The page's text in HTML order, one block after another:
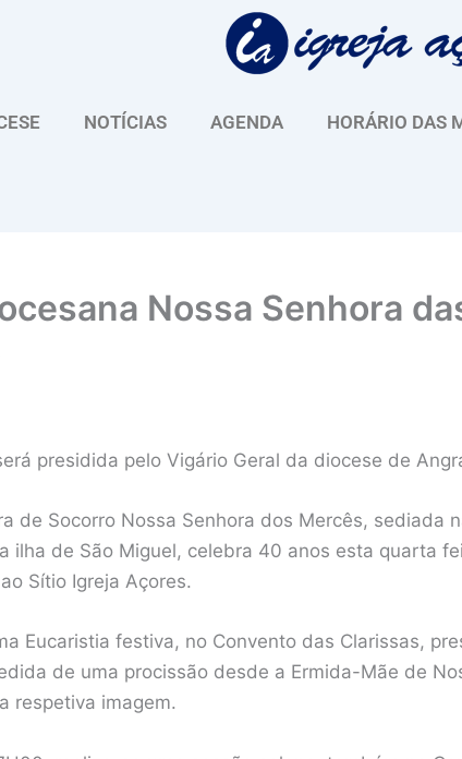
NOTÍCIAS AGENDA HORÁRIO DAS
Nossa Senhora
presidida pelo Vigário Geral da diocese de
de Socorro Nossa Senhora dos Mercês, sediada
ilha de São Miguel, celebra 40 anos esta quarta
Sítio Igreja Açores.
Eucaristia festiva, no Convento das Clarissas,
de uma procissão desde a Ermida-Mãe de
respetiva imagem.